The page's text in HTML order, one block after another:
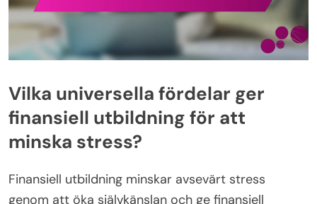
Vilka universella fördelar ger
finansiell utbildning för att
minska stress?
Finansiell utbildning minskar avsevärt stress
genom att öka självkänslan och ge finansiell